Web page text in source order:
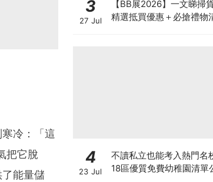
冷：「這
把它脫
能量儲
3
27 Jul
【BB展2026】一文睇掃
精選抵買優惠＋必搶禮物
4
23 Jul
不讀私立也能考入熱門名
18區優質免費幼稚園清單